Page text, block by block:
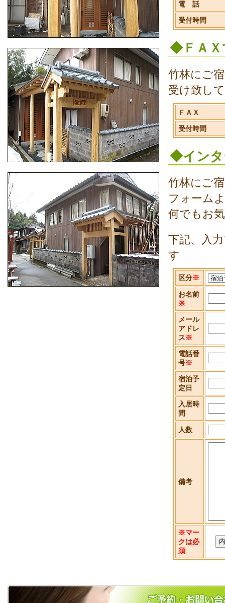
電 話
受付時間
◆ＦＡＸ
竹林にご
受け致し
ＦＡＸ
受付時間
◆インタ
竹林にご
フォーム
何でもお
下記、入
す
区分※
お名前
※
メール
アドレ
ス※
電話番
号※
宿泊予
定日
入居時
間
人数
備考
※マー
クは必
須